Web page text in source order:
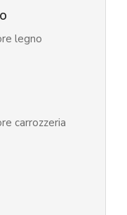
legno
carrozzeria